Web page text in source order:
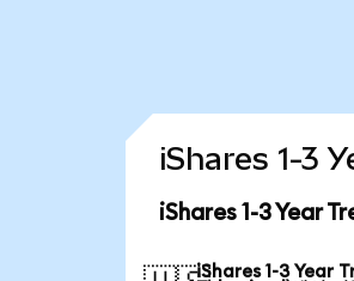
iShares 1-3
iShares 1-3 Year
iShares 1-3 Year